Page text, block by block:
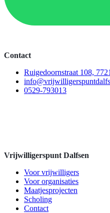
Contact
Ruigedoornstraat 108,
0529-793013
Vrijwilligerspunt Dalfsen
Voor vrijwilligers
Voor organisaties
Maatjesprojecten
Scholing
Contact